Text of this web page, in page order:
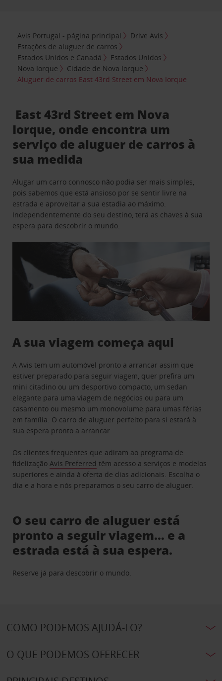
Avis Portugal - página principal
Drive Avis
Estações de aluguer de carros
Estados Unidos e Canadá
Estados Unidos
Nova Iorque
Cidade de Nova Iorque
Aluguer de carros East 43rd Street em Nova Iorque
East 43rd Street em Nova
Iorque, onde encontra um
serviço de aluguer de carros à
sua medida
Alugar um carro connosco não podia ser mais simples,
pois sabemos que está ansioso por se sentir livre na
estrada e aproveitar a sua estadia ao máximo.
Independentemente do seu destino, terá as chaves à sua
espera para descobrir o mundo.
A sua viagem começa aqui
A Avis tem um automóvel pronto a arrancar assim que
estiver preparado para seguir viagem, quer prefira um
mini citadino ou um desportivo compacto, um sedan
elegante para uma viagem de negócios ou para um
casamento ou mesmo um monovolume para umas férias
em família. O carro de aluguer perfeito para si estará à
sua espera pronto a arrancar.
Os clientes frequentes que adiram ao programa de
fidelizaçãoAvis Preferred têm acesso a serviços e modelos
superiores e ainda à oferta de dias adicionais. Escolha o
dia e a hora e nós preparamos o seu carro de aluguer.
O seu carro de aluguer está
pronto a seguir viagem… e a
estrada está à sua espera.
Reserve já para descobrir o mundo.
COMO PODEMOS AJUDÁ-LO?
O QUE PODEMOS OFERECER